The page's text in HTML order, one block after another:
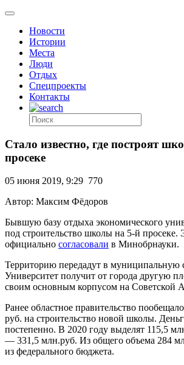
Новости
Истории
Места
Люди
Отдых
Спецпроекты
Контакты
Стало известно, где построят
просеке
05 июня 2019, 9:29 770
Автор: Максим Фёдоров
Бывшую базу отдыха экономического
под строительство школы на 5-й просеке.
официально согласовали в Минобрнауки.
Территорию передадут в муниципальную
Университет получит от города другую
своим основным корпусом на Советской
Ранее областное правительство
руб. на строительство новой школы.
постепенно. В 2020 году выделят 115,5
— 331,5 млн.руб. Из общего объема 284
из федерального бюджета.